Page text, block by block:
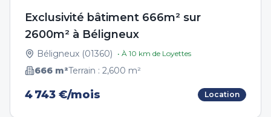
Exclusivité bâtiment 666m² sur
2600m² à Béligneux
Béligneux (01360) • À 10 km de Loyettes
666 m²Terrain : 2,600 m²
4 743 €/mois Location